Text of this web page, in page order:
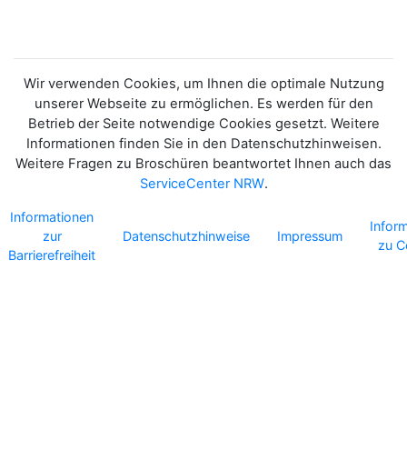
Wir verwenden Cookies, um Ihnen die optimale Nutzung
unserer Webseite zu ermöglichen. Es werden für den
Betrieb der Seite notwendige Cookies gesetzt. Weitere
Informationen finden Sie in den Datenschutzhinweisen.
Weitere Fragen zu Broschüren beantwortet Ihnen auch das
ServiceCenter NRW.
Informationen
zur
Barrierefreiheit
Datenschutzhinweise Impressum
zu